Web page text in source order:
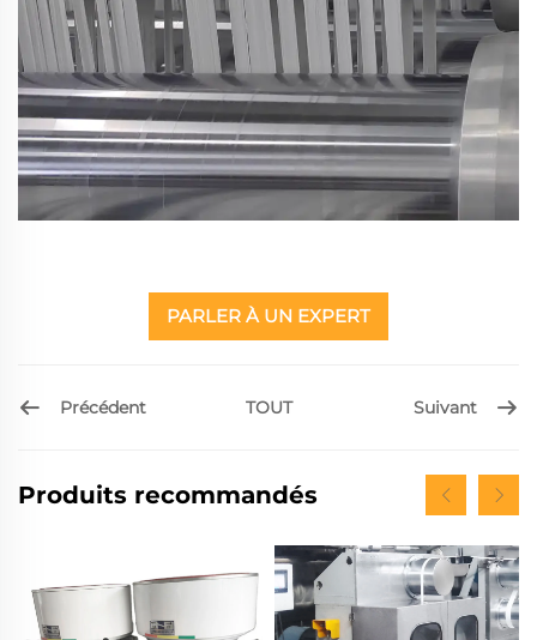
PARLER À UN EXPERT
Précédent TOUT Suivant
Produits recommandés